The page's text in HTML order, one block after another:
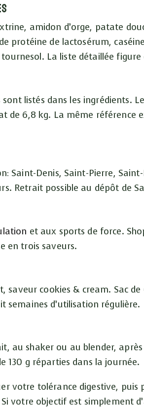
amidon d’orge, patate
protéine de lactosérum,
La liste détaillée
listés dans les ingrédients.
6,8 kg. La même référence
Saint-Denis, Saint-Pierre,
Retrait possible au dépôt de
et aux sports de force.
en trois saveurs.
cookies & cream. Sac
d’utilisation régulière.
au shaker ou au blender,
130 g réparties dans la journée.
votre tolérance digestive,
votre objectif est simplement